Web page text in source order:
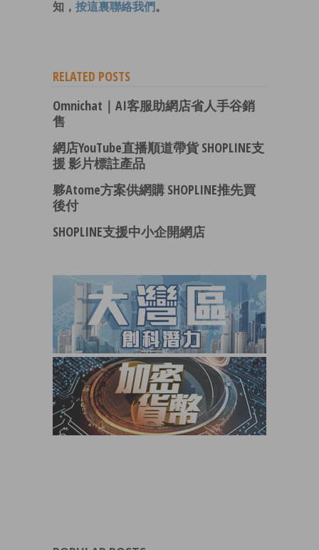
知， 按這裏聯絡我們 。
RELATED POSTS
Omnichat｜AI客服助網店省人手谷銷
售
網店YouTube直播順道帶貨 SHOPLINE支
援 影片標註產品
夥Atome方案供網購 SHOPLINE推先買
後付
SHOPLINE支援中小企開網店